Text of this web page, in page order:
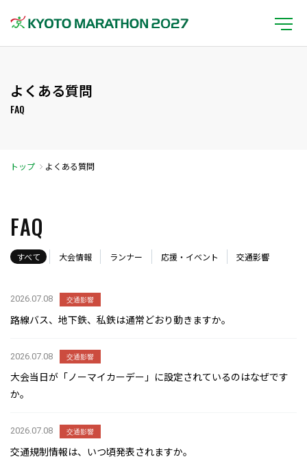
よくある質問
FAQ
トップ よくある質問
FAQ
すべて 大会情報 ランナー 応援・イベント 交通影響
2026.07.08 交通影響
路線バス、地下鉄、私鉄は通常どおり動きますか。
2026.07.08 交通影響
大会当日が「ノーマイカーデー」に設定されているのはなぜです
か。
2026.07.08 交通影響
交通規制情報は、いつ頃発表されますか。